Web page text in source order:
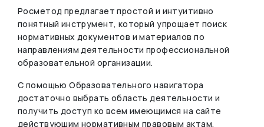
Росметод предлагает простой и интуитивно
понятный инструмент, который упрощает поиск
нормативных документов и материалов по
направлениям деятельности профессиональной
образовательной организации.
С помощью Образовательного навигатора
достаточно выбрать область деятельности и
получить доступ ко всем имеющимся на сайте
действующим нормативным правовым актам,